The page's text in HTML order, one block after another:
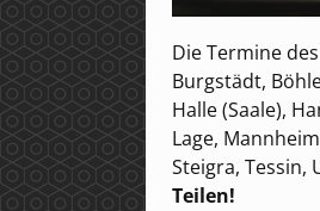
Die Termine
Burgstädt,
Halle (Saale),
Lage,
Steigra, Tessin,
Teilen!